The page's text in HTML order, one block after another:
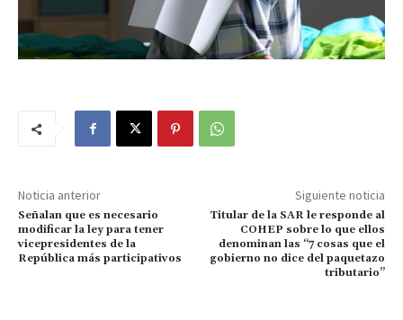
Noticia anterior
Señalan que es necesario
modificar la ley para tener
vicepresidentes de la
República más participativos
Siguiente noticia
Titular de la SAR le responde al
COHEP sobre lo que ellos
denominan las “7 cosas que el
gobierno no dice del paquetazo
tributario”